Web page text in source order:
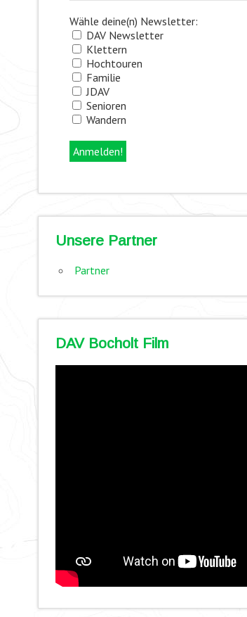
Wähle deine(n) Newsletter:
DAV Newsletter
Klettern
Hochtouren
Familie
JDAV
Senioren
Wandern
Unsere Partner
Partner
DAV Bocholt Film